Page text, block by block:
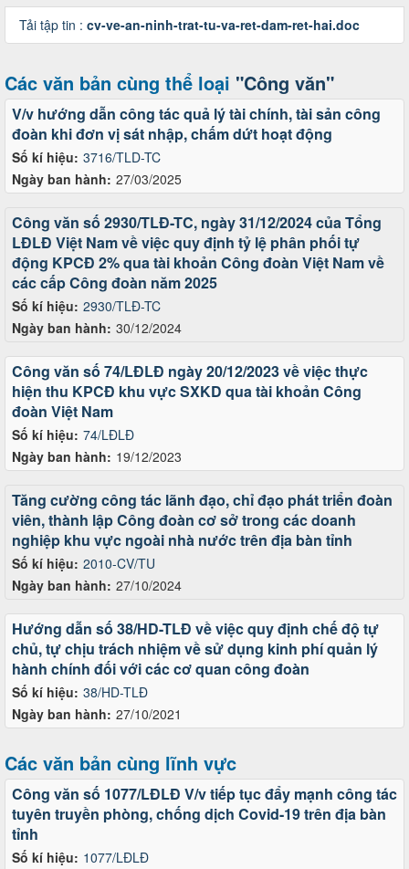
Tải tập tin : cv-ve-an-ninh-trat-tu-va-ret-dam-ret-hai.doc
Các văn bản cùng thể loại "Công văn"
Số kí hiệu: 3716/TLD-TC
Ngày ban hành: 27/03/2025
V/v hướng dẫn công tác quả lý tài chính, tài sản công
đoàn khi đơn vị sát nhập, chấm dứt hoạt động
Số kí hiệu: 2930/TLĐ-TC
Ngày ban hành: 30/12/2024
Công văn số 2930/TLĐ-TC, ngày 31/12/2024 của Tổng
LĐLĐ Việt Nam về việc quy định tỷ lệ phân phối tự
động KPCĐ 2% qua tài khoản Công đoàn Việt Nam về
các cấp Công đoàn năm 2025
Số kí hiệu: 74/LĐLĐ
Ngày ban hành: 19/12/2023
Công văn số 74/LĐLĐ ngày 20/12/2023 về việc thực
hiện thu KPCĐ khu vực SXKD qua tài khoản Công
đoàn Việt Nam
Số kí hiệu: 2010-CV/TU
Ngày ban hành: 27/10/2024
Tăng cường công tác lãnh đạo, chỉ đạo phát triển đoàn
viên, thành lập Công đoàn cơ sở trong các doanh
nghiệp khu vực ngoài nhà nước trên địa bàn tỉnh
Số kí hiệu: 38/HD-TLĐ
Ngày ban hành: 27/10/2021
Hướng dẫn số 38/HD-TLĐ về việc quy định chế độ tự
chủ, tự chịu trách nhiệm về sử dụng kinh phí quản lý
hành chính đối với các cơ quan công đoàn
Các văn bản cùng lĩnh vực
Số kí hiệu: 1077/LĐLĐ
Công văn số 1077/LĐLĐ V/v tiếp tục đẩy mạnh công tác
tuyên truyền phòng, chống dịch Covid-19 trên địa bàn
tỉnh